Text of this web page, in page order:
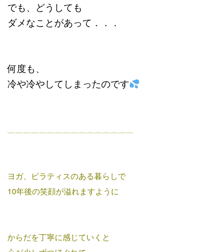
でも、どうしても
ダメなことがあって．．．
何度も、
冷や冷やしてしまったのです
﹏﹏﹏﹏﹏﹏﹏﹏﹏﹏﹏﹏﹏﹏﹏﹏
ヨガ、ピラティスのある暮らしで
10年後の笑顔が溢れますように
からだを丁寧に感じていくと